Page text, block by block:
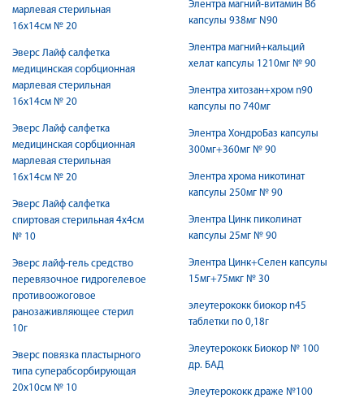
марлевая стерильная
16х14см № 20
Эверс Лайф салфетка
медицинская сорбционная
марлевая стерильная
16х14см № 20
Эверс Лайф салфетка
медицинская сорбционная
марлевая стерильная
16х14см № 20
Эверс Лайф салфетка
спиртовая стерильная 4х4см
№ 10
Эверс лайф-гель средство
перевязочное гидрогелевое
противоожоговое
ранозаживляющее стерил
10г
Эверс повязка пластырного
типа суперабсорбирующая
20х10см № 10
Элентра магний-витамин В6
капсулы 938мг N90
Элентра магний+кальций
хелат капсулы 1210мг № 90
Элентра хитозан+хром n90
капсулы по 740мг
Элентра ХондроБаз капсулы
300мг+360мг № 90
Элентра хрома никотинат
капсулы 250мг № 90
Элентра Цинк пиколинат
капсулы 25мг № 90
Элентра Цинк+Селен капсулы
15мг+75мкг № 30
элеутерококк биокор n45
таблетки по 0,18г
Элеутерококк Биокор № 100
др. БАД
Элеутерококк драже №100